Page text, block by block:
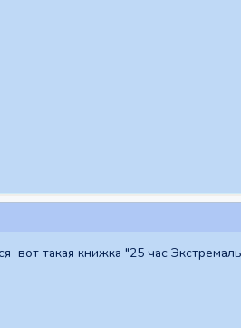
вот такая книжка "25 час